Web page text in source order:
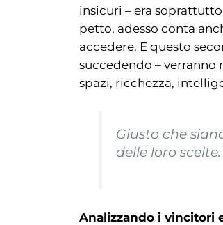
insicuri – era
petto, adesso conta
accedere. E questo
succedendo – verranno
spazi, ricchezza,
Giusto che
delle loro scelte.
Analizzando i vincitori